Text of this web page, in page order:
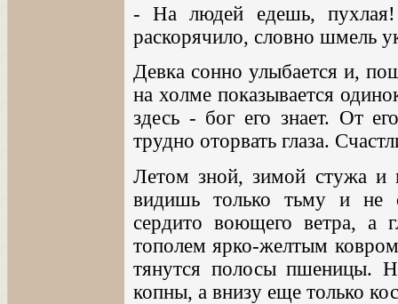
- На людей едешь,
раскорячило, словно шмель
Девка сонно улыбается и,
на холме показывается
здесь - бог его знает. От
трудно оторвать глаза.
Летом зной, зимой стужа и
видишь только тьму и не
сердито воющего ветра, а
тополем ярко-желтым
тянутся полосы пшеницы.
копны, а внизу еще только